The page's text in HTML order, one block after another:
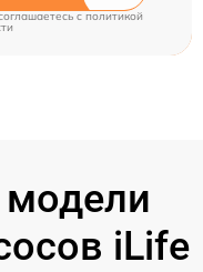
c политикой
iLife